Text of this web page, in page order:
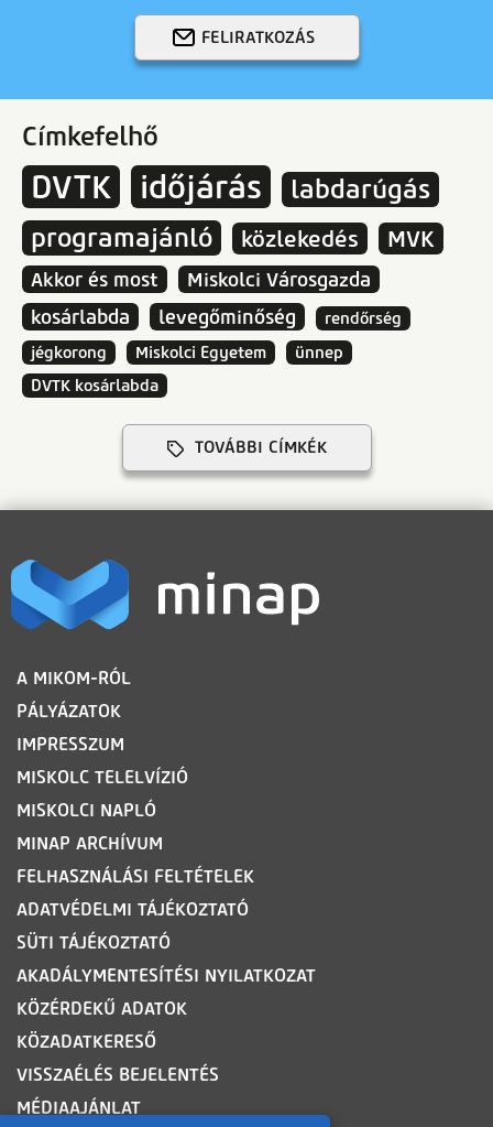
FELIRATKOZÁS
Címkefelhő
DVTK időjárás
labdarúgás
programajánló
közlekedés MVK
Akkor és most
Miskolci Városgazda
kosárlabda
levegőminőség
rendőrség
jégkorong
Miskolci Egyetem
ünnep
DVTK kosárlabda
TOVÁBBI CÍMKÉK
LÁBLÉC
A MIKOM-RÓL
PÁLYÁZATOK
IMPRESSZUM
MISKOLC TELELVÍZIÓ
MISKOLCI NAPLÓ
MINAP ARCHÍVUM
FELHASZNÁLÁSI FELTÉTELEK
ADATVÉDELMI TÁJÉKOZTATÓ
SÜTI TÁJÉKOZTATÓ
AKADÁLYMENTESÍTÉSI NYILATKOZAT
KÖZÉRDEKŰ ADATOK
KÖZADATKERESŐ
VISSZAÉLÉS BEJELENTÉS
MÉDIAAJÁNLAT